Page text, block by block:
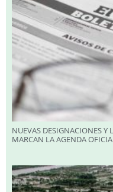
NUEVAS DESIGNACIONES
MARCAN LA AGENDA